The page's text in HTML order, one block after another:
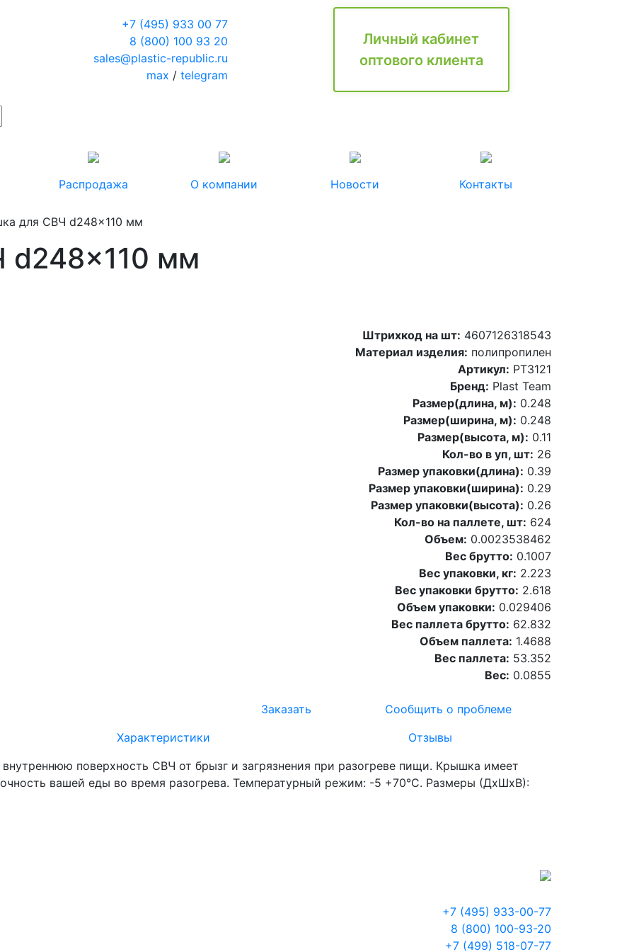
+7 (495) 933 00 77
8 (800) 100 93 20
sales@plastic-republic.ru
max / telegram
Личный кабинет
оптового клиента
Распродажа О компании Новости Контакты
для СВЧ d248x110 мм
d248x110 мм
Штрихкод на шт: 4607126318543
Материал изделия: полипропилен
Артикул: PT3121
Бренд: Plast Team
Размер(длина, м): 0.248
Размер(ширина, м): 0.248
Размер(высота, м): 0.11
Кол-во в уп, шт: 26
Размер упаковки(длина): 0.39
Размер упаковки(ширина): 0.29
Размер упаковки(высота): 0.26
Кол-во на паллете, шт: 624
Объем: 0.0023538462
Вес брутто: 0.1007
Вес упаковки, кг: 2.223
Вес упаковки брутто: 2.618
Объем упаковки: 0.029406
Вес паллета брутто: 62.832
Объем паллета: 1.4688
Вес паллета: 53.352
Вес: 0.0855
Заказать
Сообщить о проблеме
Характеристики
Отзывы
поверхность СВЧ от брызг и загрязнения при разогреве пищи. Крышка имеет
вашей еды во время разогрева. Температурный режим: -5 +70°С. Размеры (ДхШхВ):
+7 (495) 933-00-77
8 (800) 100-93-20
+7 (499) 518-07-77